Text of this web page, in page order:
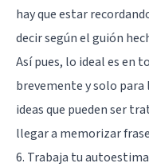
hay que estar
decir según el guión
Así pues, lo ideal es en
brevemente y solo
ideas que pueden ser
llegar a memorizar
6. Trabaja tu autoestima